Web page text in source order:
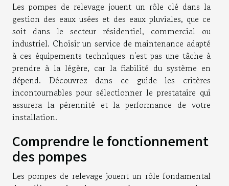
Les pompes de relevage jouent un rôle clé dans la
gestion des eaux usées et des eaux pluviales, que ce
soit dans le secteur résidentiel, commercial ou
industriel. Choisir un service de maintenance adapté
à ces équipements techniques n'est pas une tâche à
prendre à la légère, car la fiabilité du système en
dépend. Découvrez dans ce guide les critères
incontournables pour sélectionner le prestataire qui
assurera la pérennité et la performance de votre
installation.
Comprendre le fonctionnement
des pompes
Les pompes de relevage jouent un rôle fondamental